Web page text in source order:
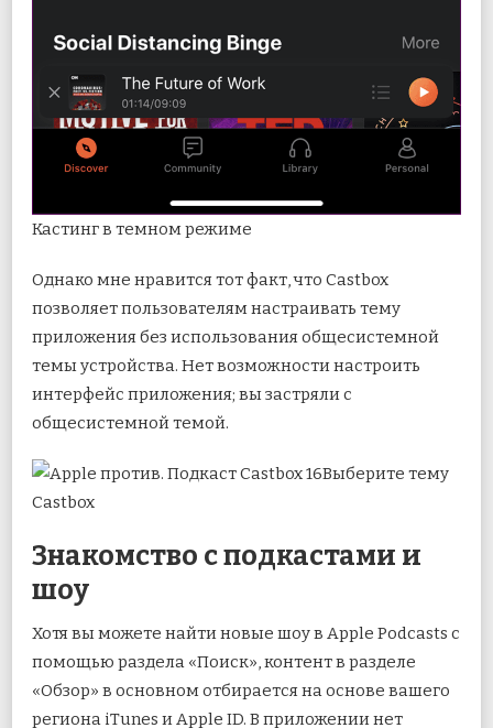
Кастинг в темном режиме
Однако мне нравится тот факт, что Castbox
позволяет пользователям настраивать тему
приложения без использования общесистемной
темы устройства. Нет возможности настроить
интерфейс приложения; вы застряли с
общесистемной темой.
Выберите тему
Castbox
Знакомство с подкастами и
шоу
Хотя вы можете найти новые шоу в Apple Podcasts с
помощью раздела «Поиск», контент в разделе
«Обзор» в основном отбирается на основе вашего
региона iTunes и Apple ID. В приложении нет